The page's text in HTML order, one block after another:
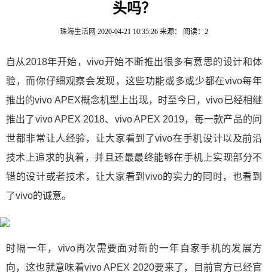
头吗？
珠海生活网 2020-04-21 10:35:26 来源： 阅读：2
自从2018年开始，vivo开始不断推出很多有意思的设计和体
验，而你仔细观察会发现，这些功能或多或少都在vivo每年
推出的vivo APEX概念机型上出现，时至今日，vivo已经相继
推出了vivo APEX 2018、vivo APEX 2019，每一款产品的问
世都非常让人经验，让大家看到了vivo在手机设计以及前沿
技术上追求的执着，并且还最最终能够在手机上实现部分不
错的设计或者技术，让大家看到vivo的实力的同时，也看到
了vivo的诚意。
时隔一年，vivo再次需要面对新的一年自家手机的发展方
向，这也就意味着vivo APEX 2020要来了，目前官方已经官